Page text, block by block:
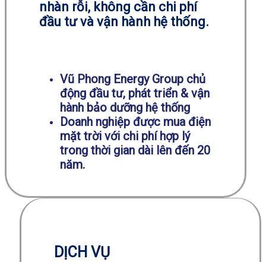
nhàn rỗi, không cần chi phí
đầu tư và vận hành hệ thống.
Vũ Phong Energy Group chủ
động đầu tư, phát triển & vận
hành bảo dưỡng hệ thống
Doanh nghiệp được mua điện
mặt trời với chi phí hợp lý
trong thời gian dài lên đến 20
năm.
DỊCH VỤ